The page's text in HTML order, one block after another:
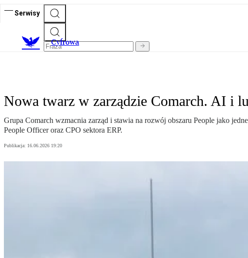
Serwisy
Cyfrowa
Nowa twarz w zarządzie Comarch. AI i
Grupa Comarch wzmacnia zarząd i stawia na rozwój obszaru People jako
People Officer oraz CPO sektora ERP.
Publikacja: 16.06.2026 19:20